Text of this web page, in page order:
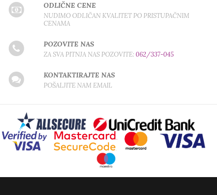
ODLIČNE CENE
NUDIMO ODLIČAN KVALITET PO PRISTUPAČNIM
CENAMA
POZOVITE NAS
ZA SVA PITNJA NAS POZOVITE:062/337-045
KONTAKTIRAJTE NAS
POŠALJITE NAM EMAIL